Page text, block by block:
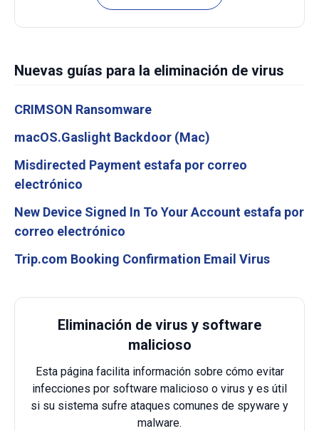
Nuevas guías para la eliminación de virus
CRIMSON Ransomware
macOS.Gaslight Backdoor (Mac)
Misdirected Payment estafa por correo
electrónico
New Device Signed In To Your Account estafa por
correo electrónico
Trip.com Booking Confirmation Email Virus
Eliminación de virus y software
malicioso
Esta página facilita información sobre cómo evitar
infecciones por software malicioso o virus y es útil
si su sistema sufre ataques comunes de spyware y
malware.